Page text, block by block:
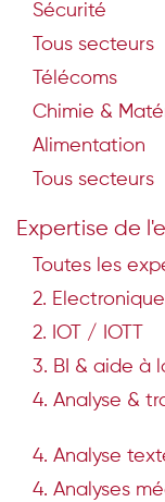
Sécurité
Tous secteurs
Télécoms
Chimie &
Alimentation
Tous secteurs
Expertise de
Toutes les
2. Electronique
2. IOT / IOTT
3. BI & aide à
4. Analyse &
4. Analyse
4. Analyses